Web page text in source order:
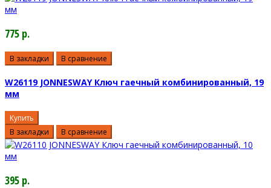
775 р.
В закладки В сравнение
W26119 JONNESWAY Ключ гаечный комбинированный, 19
мм
Купить
В закладки
В сравнение
395 р.